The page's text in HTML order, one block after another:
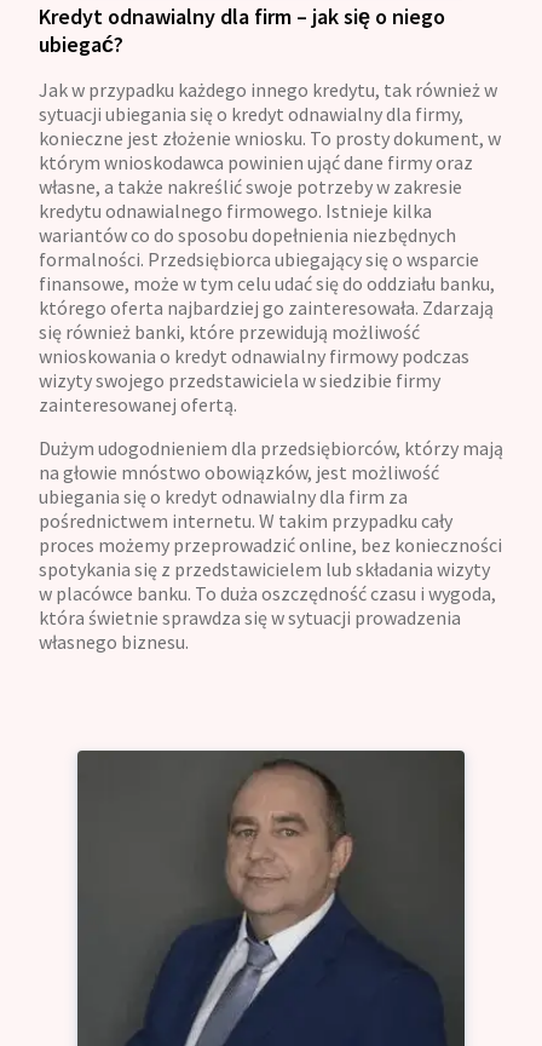
Kredyt odnawialny dla firm – jak się o niego
ubiegać?
Jak w przypadku każdego innego kredytu, tak również w
sytuacji ubiegania się o kredyt odnawialny dla firmy,
konieczne jest złożenie wniosku. To prosty dokument, w
którym wnioskodawca powinien ująć dane firmy oraz
własne, a także nakreślić swoje potrzeby w zakresie
kredytu odnawialnego firmowego. Istnieje kilka
wariantów co do sposobu dopełnienia niezbędnych
formalności. Przedsiębiorca ubiegający się o wsparcie
finansowe, może w tym celu udać się do oddziału banku,
którego oferta najbardziej go zainteresowała. Zdarzają
się również banki, które przewidują możliwość
wnioskowania o kredyt odnawialny firmowy podczas
wizyty swojego przedstawiciela w siedzibie firmy
zainteresowanej ofertą.
Dużym udogodnieniem dla przedsiębiorców, którzy mają
na głowie mnóstwo obowiązków, jest możliwość
ubiegania się o kredyt odnawialny dla firm za
pośrednictwem internetu. W takim przypadku cały
proces możemy przeprowadzić online, bez konieczności
spotykania się z przedstawicielem lub składania wizyty
w placówce banku. To duża oszczędność czasu i wygoda,
która świetnie sprawdza się w sytuacji prowadzenia
własnego biznesu.